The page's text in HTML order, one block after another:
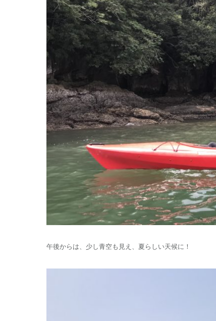
午後からは、少し青空も見え、夏らしい天候に！